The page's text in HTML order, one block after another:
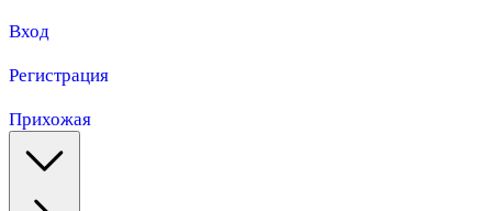
Вход
Регистрация
Прихожая